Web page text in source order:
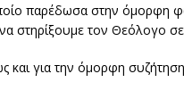
παρέδωσα στην
στηρίξουμε τον Θεόλογο
για την όμορφη